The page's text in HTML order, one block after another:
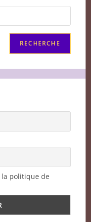
RECHERCHE
la politique de